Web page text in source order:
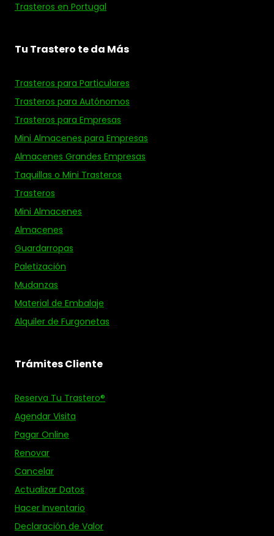
Trasteros en Portugal
Tu Trastero te da Más
Trasteros para Particulares
Trasteros para Autónomos
Trasteros para Empresas
Mini Almacenes para Empresas
Almacenes Grandes Empresas
Taquillas o Mini Trasteros
Trasteros
Mini Almacenes
Almacenes
Guardarropas
Paletización
Mudanzas
Material de Embalaje
Alquiler de Furgonetas
Trámites Cliente
Reserva Tu Trastero®
Agendar Visita
Pagar Online
Renovar
Cancelar
Actualizar Datos
Hacer Inventario
Declaración de Valor